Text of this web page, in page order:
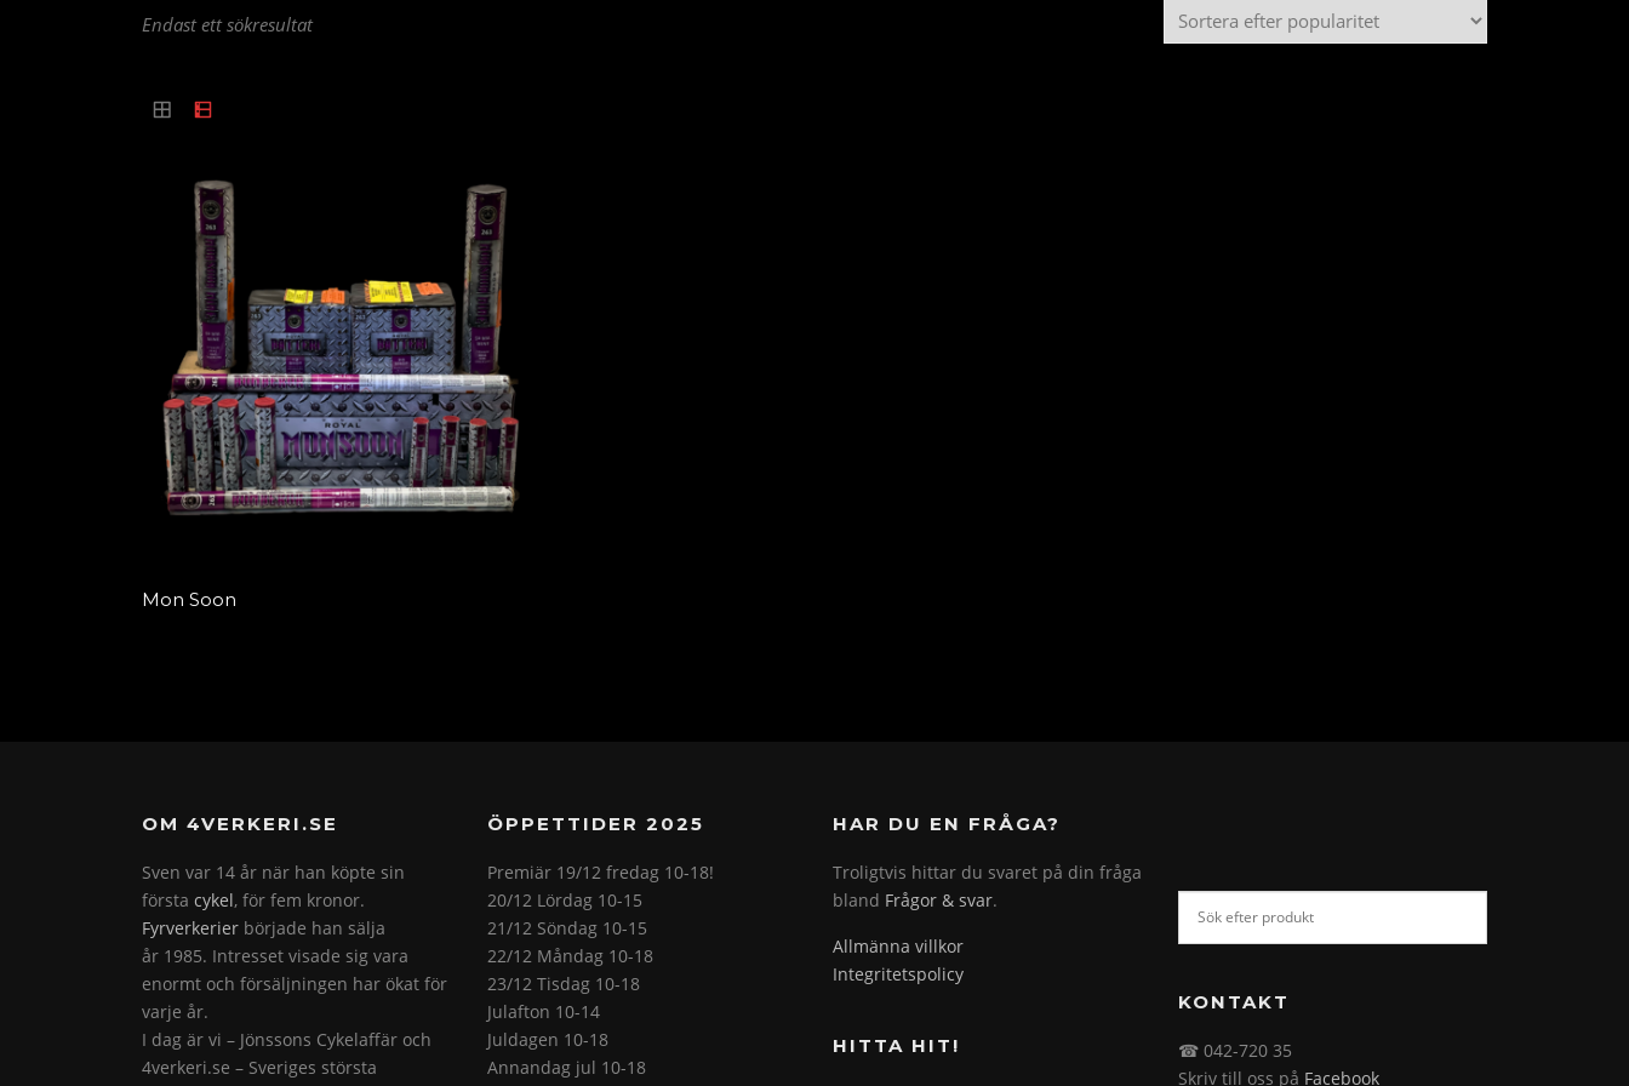
Endast ett sökresultat
Mon Soon
OM 4VERKERI.SE
Sven var 14 år när han köpte sin
första cykel, för fem kronor.
Fyrverkerier började han sälja
år 1985. Intresset visade sig vara
enormt och försäljningen har ökat för
varje år.
I dag är vi – Jönssons Cykelaffär och
4verkeri.se – Sveriges största
ÖPPETTIDER 2025
Premiär 19/12 fredag 10-18!
20/12 Lördag 10-15
21/12 Söndag 10-15
22/12 Måndag 10-18
23/12 Tisdag 10-18
Julafton 10-14
Juldagen 10-18
Annandag jul 10-18
HAR DU EN FRÅGA?
Troligtvis hittar du svaret på din fråga
bland Frågor & svar.
Allmänna villkor
Integritetspolicy
HITTA HIT!
KONTAKT
☎ 042-720 35
Skriv till oss på Facebook